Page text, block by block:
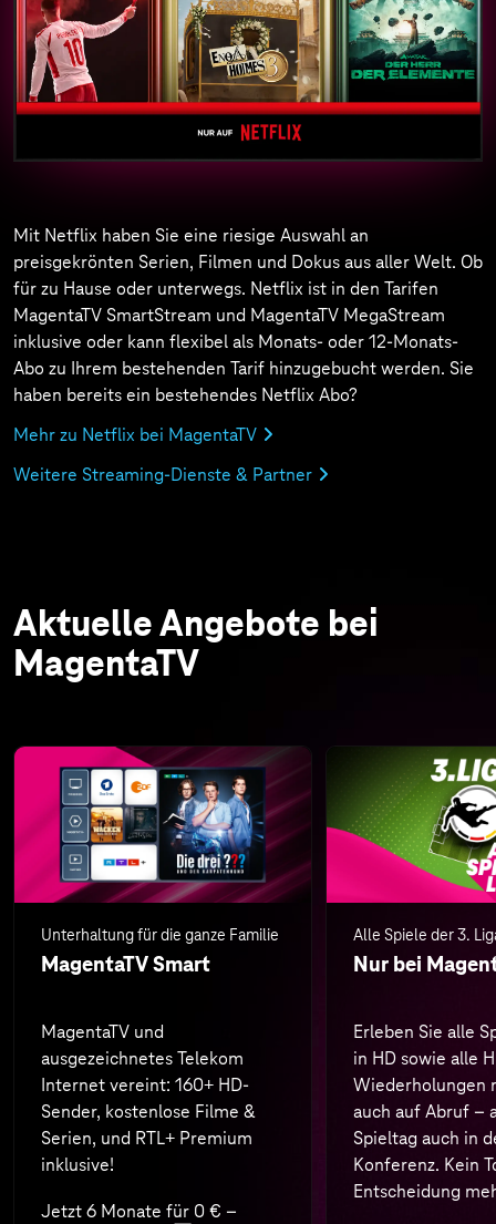
Mit Netflix haben Sie eine riesige Auswahl an
preisgekrönten Serien, Filmen und Dokus aus aller Welt. Ob
für zu Hause oder unterwegs. Netflix ist in den Tarifen
MagentaTV SmartStream und MagentaTV MegaStream
inklusive oder kann flexibel als Monats- oder 12-Monats-
Abo zu Ihrem bestehenden Tarif hinzugebucht werden. Sie
haben bereits ein bestehendes Netflix Abo?
Mehr zu Netflix bei MagentaTV
Weitere Streaming-Dienste & Partner
Aktuelle Angebote bei
MagentaTV
MagentaTV Smart
Unterhaltung für die ganze Familie
MagentaTV und
ausgezeichnetes Telekom
Internet vereint: 160+ HD-
Sender, kostenlose Filme &
Serien, und RTL+ Premium
inklusive!
Jetzt 6 Monate für 0 € –
Nur bei
Alle Spiele der 3.
Erleben Sie alle
in HD sowie alle
Wiederholungen
auch auf Abruf –
Spieltag auch in
Konferenz. Kein
Entscheidung